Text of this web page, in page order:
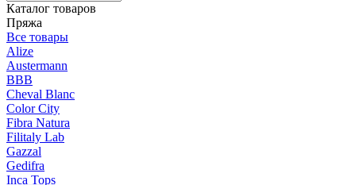
Каталог товаров
Пряжа
Все товары
Alize
Austermann
BBB
Cheval Blanc
Color City
Fibra Natura
Filitaly Lab
Gazzal
Gedifra
Inca Tops